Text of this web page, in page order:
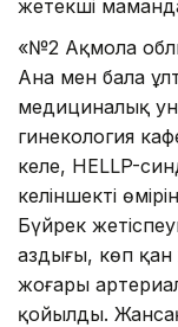
жетекші
«№2 Ақмола
Ана мен бала
медициналық
гинекология
келе, HELLP-
келіншектің
Бүйрек
аздығы, көп қан
жоғары
қойылды.